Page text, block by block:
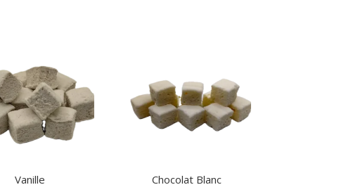
Vanille Chocolat Blanc